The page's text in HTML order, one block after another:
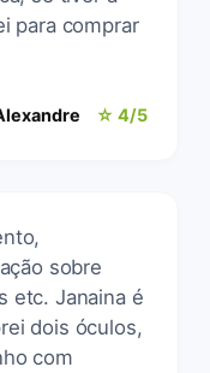
para comprar
☆ 4/5
sobre
etc. Janaina é
dois óculos,
com